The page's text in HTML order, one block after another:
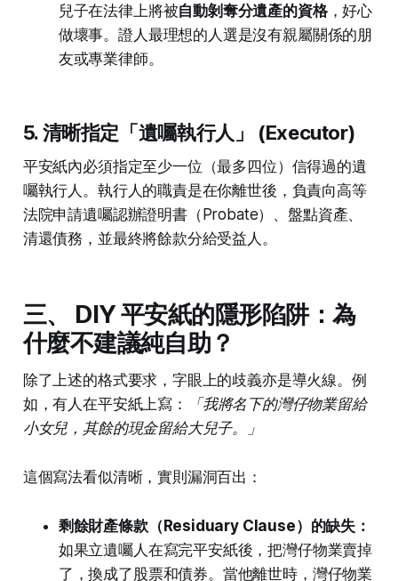
兒子在法律上將被自動剝奪分遺產的資格，好心
做壞事。證人最理想的人選是沒有親屬關係的朋
友或專業律師。
5. 清晰指定「遺囑執行人」 (Executor)
平安紙內必須指定至少一位（最多四位）信得過的遺
囑執行人。執行人的職責是在你離世後，負責向高等
法院申請遺囑認辦證明書（Probate）、盤點資產、
清還債務，並最終將餘款分給受益人。
三、 DIY 平安紙的隱形陷阱：為
什麼不建議純自助？
除了上述的格式要求，字眼上的歧義亦是導火線。例
如，有人在平安紙上寫：
「我將名下的灣仔物業留給
小女兒，其餘的現金留給大兒子。」
這個寫法看似清晰，實則漏洞百出：
剩餘財產條款（Residuary Clause）的缺失：
如果立遺囑人在寫完平安紙後，把灣仔物業賣掉
了，換成了股票和債券。當他離世時，灣仔物業